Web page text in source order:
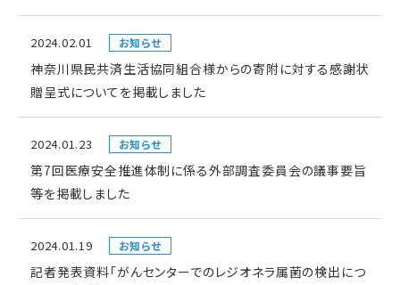
2024.02.01 お知らせ
神奈川県民共済生活協同組合様からの寄附に対する感謝状
贈呈式についてを掲載しました
2024.01.23 お知らせ
第7回医療安全推進体制に係る外部調査委員会の議事要旨
等を掲載しました
2024.01.19 お知らせ
記者発表資料「がんセンターでのレジオネラ属菌の検出につ